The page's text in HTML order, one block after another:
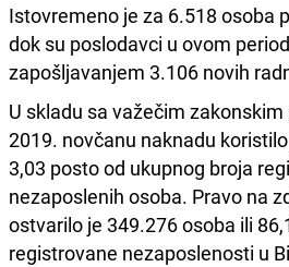
Istovremeno je za 6.518 osoba
dok su poslodavci u ovom
zapošljavanjem 3.106 novih
U skladu sa važečim
2019. novčanu naknadu
3,03 posto od ukupnog broja
nezaposlenih osoba. Pravo na
ostvarilo je 349.276 osoba ili
registrovane nezaposlenosti u